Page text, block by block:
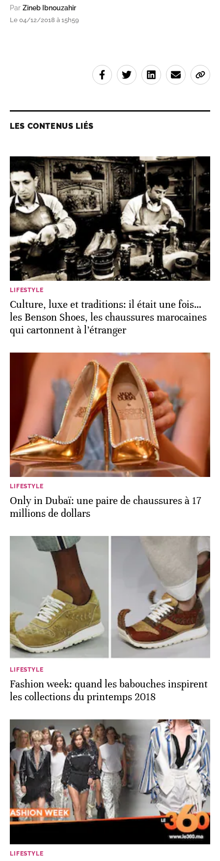
Par Zineb Ibnouzahir
Le 04/12/2018 à 15h59
LES CONTENUS LIÉS
LIFESTYLE
Culture, luxe et traditions: il était une fois…
les Benson Shoes, les chaussures marocaines
qui cartonnent à l’étranger
LIFESTYLE
Only in Dubaï: une paire de chaussures à 17
millions de dollars
LIFESTYLE
Fashion week: quand les babouches inspirent
les collections du printemps 2018
LIFESTYLE